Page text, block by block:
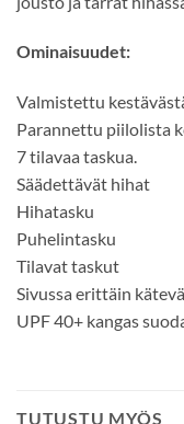
Ominaisuudet:
Valmistettu
Parannettu piilolista
7 tilavaa taskua.
Säädettävät hihat
Hihatasku
Puhelintasku
Tilavat taskut
Sivussa erittäin
UPF 40+ kangas
TUTUSTU MYÖS